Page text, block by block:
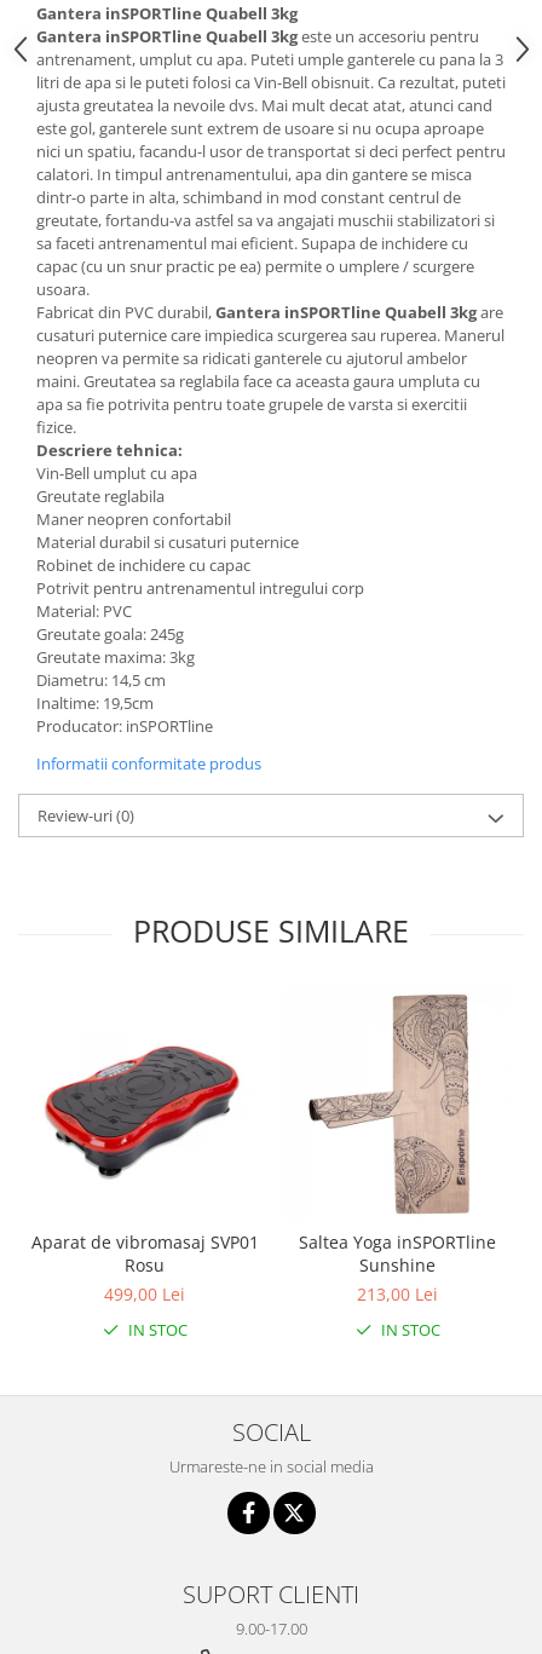
Lampi de veghe
Mobilier Birou
Saltele de infasat
Scaun masa copii
La plimbare
Biciclete
Biciclete copii cu roti 10 inch (2-4
ani)
Biciclete copii cu roti 12 inch (3-6
ani)
Biciclete copii cu roti 14 inch (3-7
ani)
Biciclete copii cu roti 16 inch (4-9
ani)
Biciclete copii cu roti 20 inch
Biciclete cu roti 24 inch
Biciclete cu roti 26 inch
Biciclete cu roti 27 inch
Triciclete copii si adulti
Trotinete copii si adulti
Biciclete fara pedale
Masinute fara pedale
Karturi si masinute cu pedale
Role copii si adulti
Masinute si motociclete electrice
Marsupii
Lenjerie mamici
Olite
Seturi de hranire
Joaca si sport exterior
Centre de joaca exterior
Gantera inSPORTline Quabell 3kg
Gantera inSPORTline Quabell 3kgeste un accesoriu pentru
antrenament, umplut cu apa. Puteti umple ganterele cu pana la 3
litri de apa si le puteti folosi ca Vin-Bell obisnuit. Ca rezultat, puteti
ajusta greutatea la nevoile dvs. Mai mult decat atat, atunci cand
este gol, ganterele sunt extrem de usoare si nu ocupa aproape
nici un spatiu, facandu-l usor de transportat si deci perfect pentru
calatori. In timpul antrenamentului, apa din gantere se misca
dintr-o parte in alta, schimband in mod constant centrul de
greutate, fortandu-va astfel sa va angajati muschii stabilizatori si
sa faceti antrenamentul mai eficient. Supapa de inchidere cu
capac (cu un snur practic pe ea) permite o umplere / scurgere
usoara.
Fabricat din PVC durabil,Gantera inSPORTline Quabell 3kgare
cusaturi puternice care impiedica scurgerea sau ruperea. Manerul
neopren va permite sa ridicati ganterele cu ajutorul ambelor
maini. Greutatea sa reglabila face ca aceasta gaura umpluta cu
apa sa fie potrivita pentru toate grupele de varsta si exercitii
fizice.
Descriere tehnica:
Vin-Bell umplut cu apa
Greutate reglabila
Maner neopren confortabil
Material durabil si cusaturi puternice
Robinet de inchidere cu capac
Potrivit pentru antrenamentul intregului corp
Material: PVC
Greutate goala: 245g
Greutate maxima: 3kg
Diametru: 14,5 cm
Inaltime: 19,5cm
Producator: inSPORTline
Informatii conformitate produs
Review-uri(0)
PRODUSE SIMILARE
Aparat de vibromasaj SVP01
Rosu
499,00 Lei
IN STOC
Saltea Yoga inSPORTline
Sunshine
213,00 Lei
IN STOC
SOCIAL
Urmareste-ne in social media
SUPORT CLIENTI
9.00-17.00